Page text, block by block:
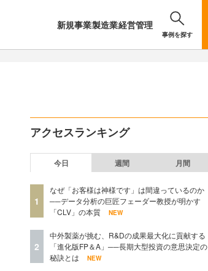
新規事業製造業経営管理
事例を探す
アクセスランキング
今日 週間 月間
1
なぜ「お客様は神様です」は間違っているのか
──データ分析の巨匠フェーダー教授が明かす
「CLV」の本質
NEW
2
中外製薬が挑む、R&Dの成果最大化に貢献する
「進化版FP＆A」──長期大型投資の意思決定の
秘訣とは
NEW